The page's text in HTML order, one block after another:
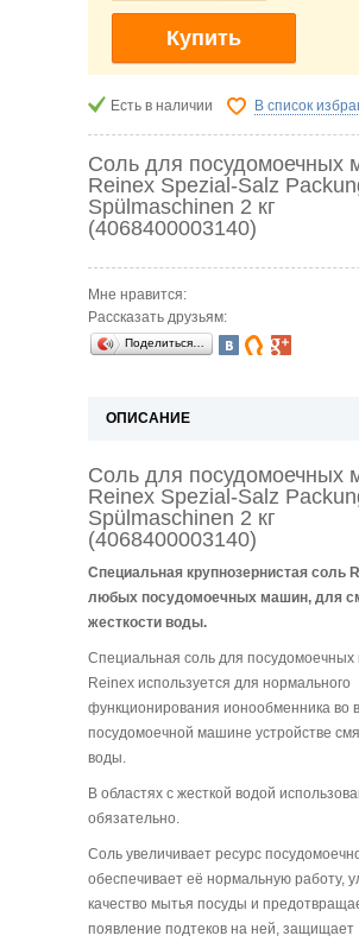
Купить
Есть в наличии В список
Соль для посудомоечных
Reinex Spezial-Salz
Spülmaschinen 2 кг
(4068400003140)
Мне нравится:
Рассказать друзьям:
Поделиться…
ОПИСАНИЕ
Соль для посудомоечных
Reinex Spezial-Salz
Spülmaschinen 2 кг
(4068400003140)
Специальная крупнозернистая соль
любых посудомоечных машин, для
жесткости воды.
Специальная соль для
Reinex используется для нормального
функционирования ионообменника во
посудомоечной машине устройстве
воды.
В областях с жесткой водой
обязательно.
Соль увеличивает ресурс
обеспечивает её нормальную работу,
качество мытья посуды и
появление подтеков на ней, защищает